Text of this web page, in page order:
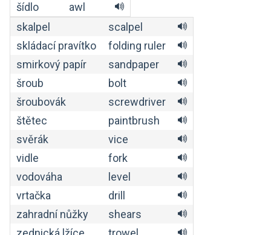
šídlo
awl
skalpel
scalpel
skládací pravítko
folding ruler
smirkový papír
sandpaper
šroub
bolt
šroubovák
screwdriver
štětec
paintbrush
svěrák
vice
vidle
fork
vodováha
level
vrtačka
drill
zahradní nůžky
shears